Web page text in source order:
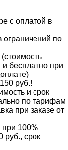
с оплатой в
ограничений по
и бесплатно при
руб.!
и срок
по тарифам
при заказе от
при 100%
руб., срок